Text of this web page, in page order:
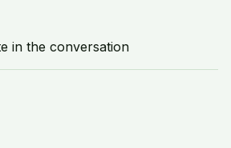
in the conversation